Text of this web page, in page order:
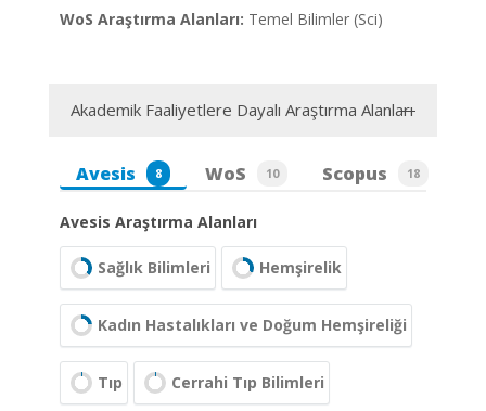
WoS Araştırma Alanları: Temel Bilimler (Sci)
Akademik Faaliyetlere Dayalı Araştırma Alanları
Avesis 8 WoS 10 Scopus 18
Avesis Araştırma Alanları
Sağlık Bilimleri Hemşirelik
Kadın Hastalıkları ve Doğum Hemşireliği
Tıp Cerrahi Tıp Bilimleri